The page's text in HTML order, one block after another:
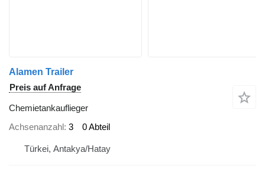
Alamen Trailer
Preis auf Anfrage
Chemietankauflieger
Achsenanzahl 3 0 Abteil
Türkei, Antakya/Hatay